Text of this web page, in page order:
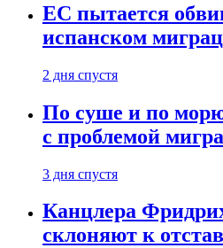
ЕС пытается
испанском
2 дня спустя
По суше и по
с проблемой
3 дня спустя
Канцлера
склоняют к